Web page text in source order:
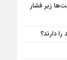
زیر فشار
دارند؟